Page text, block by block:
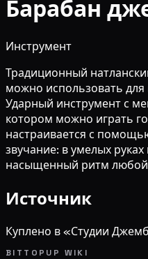
Барабан
Инструмент
Традиционный
можно использовать
Ударный инструмент с
котором можно играть
настраивается с
звучание: в умелых
насыщенный ритм любой
Источник
Куплено в «Студии
BITTOPUP WIKI